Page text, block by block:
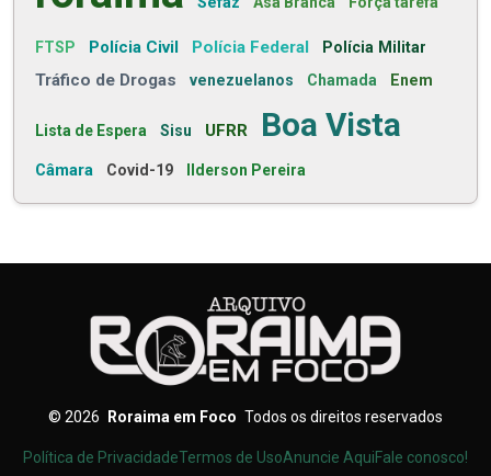
FTSP Polícia Civil Polícia Federal Polícia Militar
Tráfico de Drogas venezuelanos Chamada Enem
Lista de Espera Sisu UFRR Boa Vista
Câmara Covid-19 Ilderson Pereira
© 2026 Roraima em Foco Todos os direitos reservados
Política de PrivacidadeTermos de UsoAnuncie AquiFale conosco!